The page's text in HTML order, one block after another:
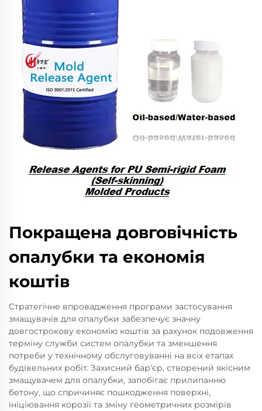
Покращена довговічність
опалубки та економія
коштів
Стратегічне впровадження програми застосування
змащувачів для опалубки забезпечує значну
довгострокову економію коштів за рахунок подовження
терміну служби систем опалубки та зменшення
потреби у технічному обслуговуванні на всіх етапах
будівельних робіт. Захисний бар'єр, створений якісним
змащувачем для опалубки, запобігає прилипанню
бетону, що спричиняє пошкодження поверхні,
ініціювання корозії та зміну геометричних розмірів